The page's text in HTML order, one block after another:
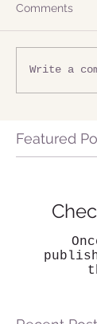
Comments
Write a
Featured